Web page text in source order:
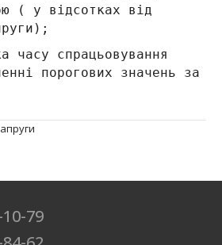
( у відсотках від
часу спрацьовування
порогових значень за
79